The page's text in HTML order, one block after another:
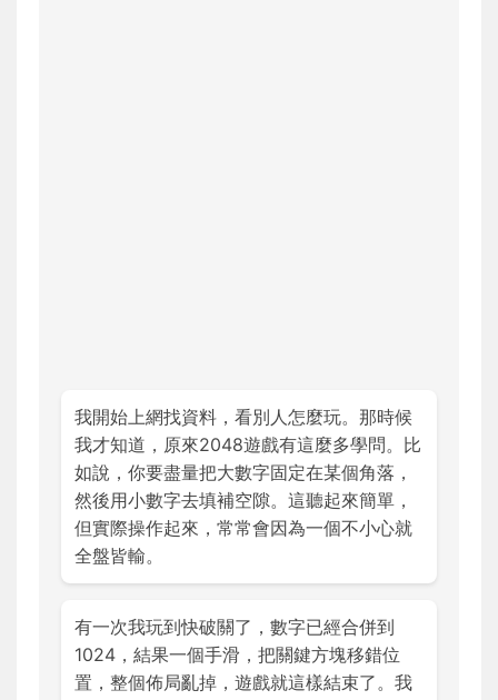
我開始上網找資料，看別人怎麼玩。那時候
我才知道，原來2048遊戲有這麼多學問。比
如說，你要盡量把大數字固定在某個角落，
然後用小數字去填補空隙。這聽起來簡單，
但實際操作起來，常常會因為一個不小心就
全盤皆輸。
有一次我玩到快破關了，數字已經合併到
1024，結果一個手滑，把關鍵方塊移錯位
置，整個佈局亂掉，遊戲就這樣結束了。我